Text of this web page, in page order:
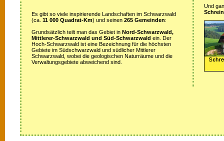
Es gibt so viele inspirierende Landschaften im Schwarzwald
(ca. 11 000 Quadrat-Km) und seinen 265 Gemeinden:
Grundsätzlich teilt man das Gebiet in Nord-Schwarzwald,
Mittlerer-Schwarzwald und Süd-Schwarzwald ein. Der
Hoch-Schwarzwald ist eine Bezeichnung für die höchsten
Gebiete im Südschwarzwald und südlicher Mittlerer
Schwarzwald, wobei die geologischen Naturräume und die
Verwaltungsgebiete abweichend sind.
Und